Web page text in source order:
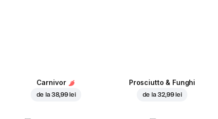
Carnivor
de la 38,99 lei
Prosciutto & Funghi
de la 32,99 lei